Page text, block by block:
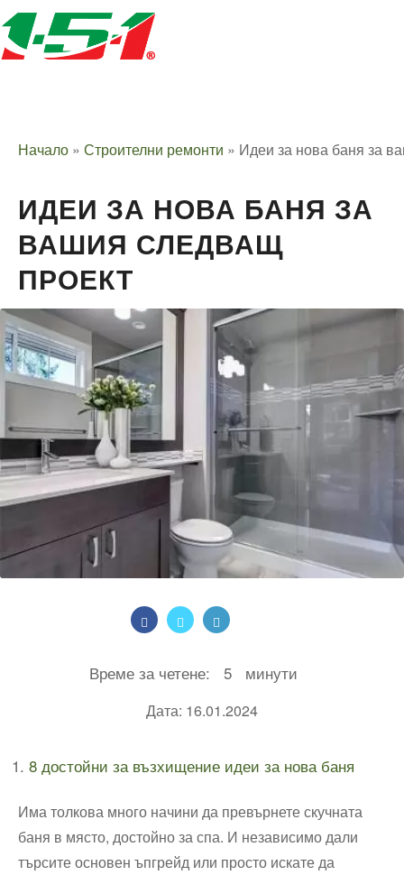
Начало » Строителни ремонти » Идеи за нова баня за
ИДЕИ ЗА НОВА БАНЯ ЗА
ВАШИЯ СЛЕДВАЩ
ПРОЕКТ
Време за четене: 5 минути
Дата: 16.01.2024
8 достойни за възхищение идеи за нова баня
Има толкова много начини да превърнете скучната
баня в място, достойно за спа. И независимо дали
търсите основен ъпгрейд или просто искате да